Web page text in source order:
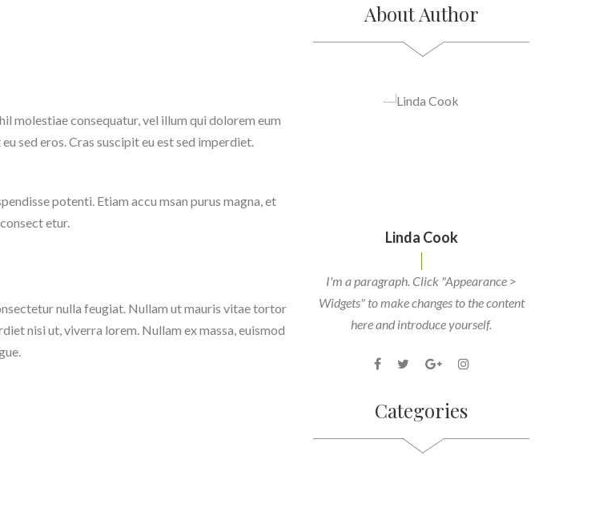
molestiae consequatur, vel illum qui dolorem eum
sed eros. Cras suscipit eu est sed imperdiet.
potenti. Etiam accu msan purus magna, et
etur.
nulla feugiat. Nullam ut mauris vitae tortor
nisi ut, viverra lorem. Nullam ex massa, euismod
About Author
Linda Cook
I'm a paragraph. Click "Appearance >
Widgets" to make changes to the content
here and introduce yourself.
Categories